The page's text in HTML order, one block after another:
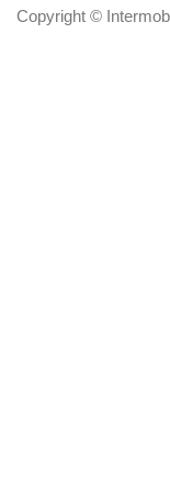
Copyright ©